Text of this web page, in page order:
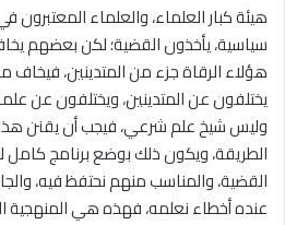
هيئة كبار العلماء، والعلماء المعتبرون
سياسية، يأخذون القضية؛ لكن بعضهم
هؤلاء الرقاة جزء من المتدينين،
يختلفون عن المتدينين، ويختلفون عن
وليس شيخ علم شرعي، فيجب أن يقنن هذا
الطريقة، ويكون ذلك بوضع برنامج كامل
القضية، والمناسب منهم نحتفظ فيه،
عنده أخطاء نعلمه، فهذه هي المنهجية